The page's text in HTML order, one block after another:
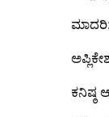
ಕನಿಷ್ಠ